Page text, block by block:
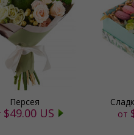
Персея
$49.00 US
от